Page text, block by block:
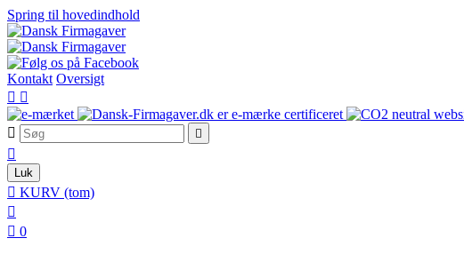
Spring til hovedindhold
Kontakt Oversigt
 
 

Luk
 KURV (tom)

 0